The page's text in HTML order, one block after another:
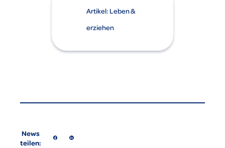
Artikel: Leben &
erziehen
News
teilen: